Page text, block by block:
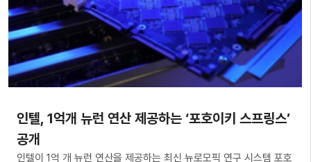
인텔, 1억개 뉴런 연산 제공하는 ‘포호이키 스프링스’
공개
인텔이 1억 개 뉴런 연산을 제공하는 최신 뉴로모픽 연구 시스템 포호